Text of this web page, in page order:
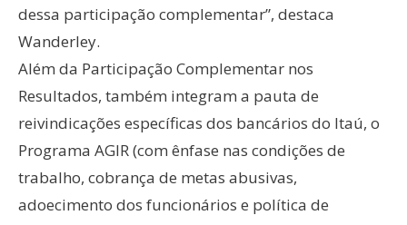
dessa participação complementar”, destaca
Wanderley.
Além da Participação Complementar nos
Resultados, também integram a pauta de
reivindicações específicas dos bancários do Itaú, o
Programa AGIR (com ênfase nas condições de
trabalho, cobrança de metas abusivas,
adoecimento dos funcionários e política de